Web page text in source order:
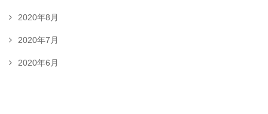
2020年8月
2020年7月
2020年6月